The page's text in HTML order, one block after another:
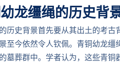
龙缰绳的历史背
历史背景首先要从其出土的考
至今依然令人钦佩。青铜幼龙
墓葬群中。学者认为，这些青铜